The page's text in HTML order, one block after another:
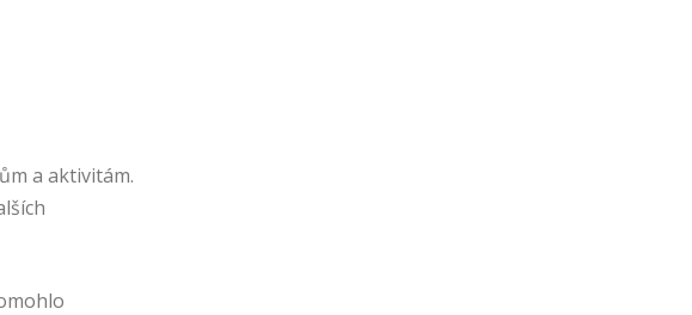
a aktivitám.